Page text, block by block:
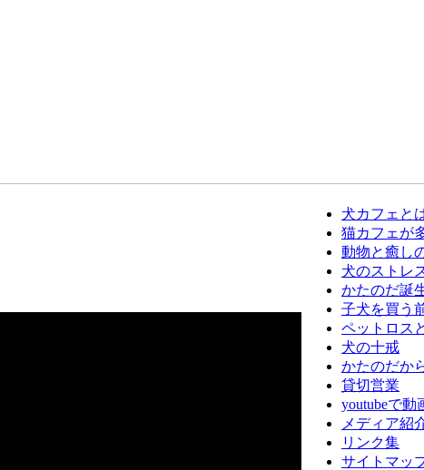
犬カフェと
猫カフェが
動物と癒し
犬のストレ
かたのだ誕
子犬を買う
ペットロス
犬の十戒
かたのだか
貸切営業
youtubeで動
メディア紹
リンク集
サイトマッ